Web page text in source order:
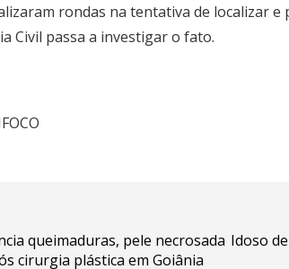
rondas na tentativa de localizar
Civil passa a investigar o fato.
queimaduras, pele necrosada
cirurgia plástica em Goiânia
Idoso